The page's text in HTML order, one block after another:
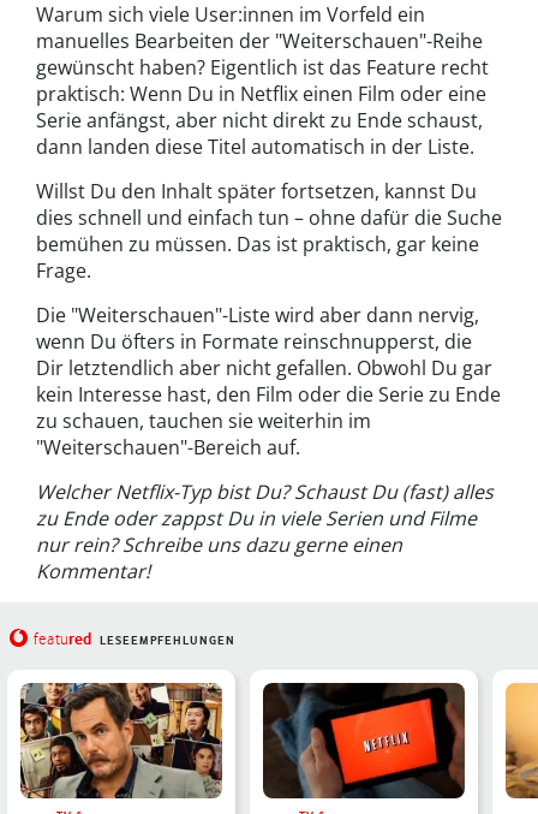
Warum sich viele User:innen im Vorfeld ein
manuelles Bearbeiten der "Weiterschauen"-Reihe
gewünscht haben? Eigentlich ist das Feature recht
praktisch: Wenn Du in Netflix einen Film oder eine
Serie anfängst, aber nicht direkt zu Ende schaust,
dann landen diese Titel automatisch in der Liste.
Willst Du den Inhalt später fortsetzen, kannst Du
dies schnell und einfach tun – ohne dafür die Suche
bemühen zu müssen. Das ist praktisch, gar keine
Frage.
Die "Weiterschauen"-Liste wird aber dann nervig,
wenn Du öfters in Formate reinschnupperst, die
Dir letztendlich aber nicht gefallen. Obwohl Du gar
kein Interesse hast, den Film oder die Serie zu Ende
zu schauen, tauchen sie weiterhin im
"Weiterschauen"-Bereich auf.
Welcher Netflix-Typ bist Du? Schaust Du (fast) alles
zu Ende oder zappst Du in viele Serien und Filme
nur rein? Schreibe uns dazu gerne einen
Kommentar!
featured LESEEMPFEHLUNGEN